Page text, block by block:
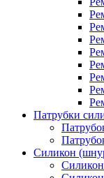
Патрубки
Силикон